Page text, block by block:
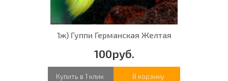
1ж) Гуппи Германская Желтая
100руб.
Купить в 1 клик В корзину